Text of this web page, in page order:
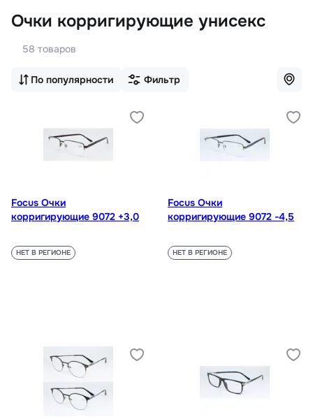
Очки корригирующие унисекс
58 товаров
По популярности Фильтр
Focus Очки
корригирующие 9072 +3,0
НЕТ В РЕГИОНЕ
Focus Очки
корригирующие 9072 -4,5
НЕТ В РЕГИОНЕ